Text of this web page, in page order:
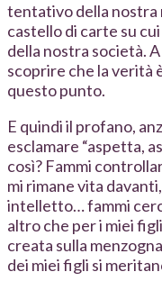
tentativo della nostra
castello di carte su
della nostra società.
scoprire che la verità
questo punto.
E quindi il profano,
esclamare “aspetta,
così? Fammi
mi rimane vita
intelletto… fammi
altro che per i miei
creata sulla
dei miei figli si